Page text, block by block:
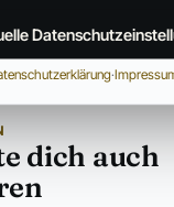
dich auch
·